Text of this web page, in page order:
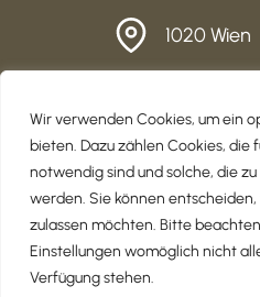
Wir verwenden Cookies, um ein
bieten. Dazu zählen Cookies, die
notwendig sind und solche, die
werden. Sie können
zulassen möchten. Bitte
Einstellungen womöglich nicht
Verfügung stehen.
1020 Wien
+43 670